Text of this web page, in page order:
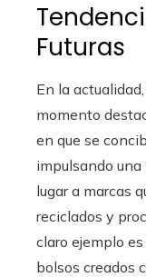
Futuras
En la
momento
en que se
impulsando
lugar a marcas
reciclados y
claro ejemplo
bolsos creados